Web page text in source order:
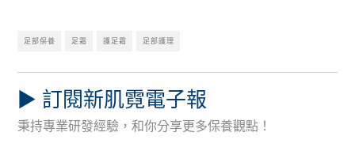
足部保養 足霜 護足霜 足部護理
▶︎ 訂閱新肌霓電子報
秉持專業研發經驗，和你分享更多保養觀點！